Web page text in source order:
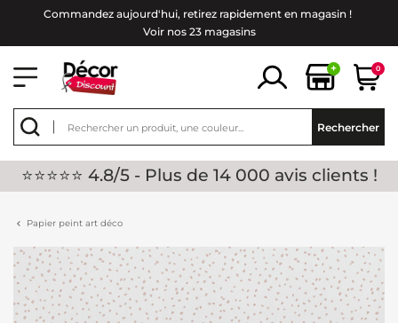
Commandez aujourd'hui, retirez rapidement en magasin !
Voir nos 23 magasins
+ 0
Rechercher
⭐⭐⭐⭐⭐ 4.8/5 - Plus de 14 000 avis clients !
Papier peint art déco